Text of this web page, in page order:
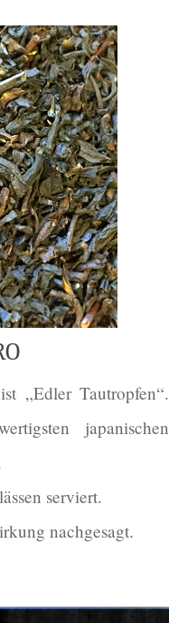
ist „Edler Tau­trop­fen“.
japa­ni­schen
serviert.
nachgesagt.